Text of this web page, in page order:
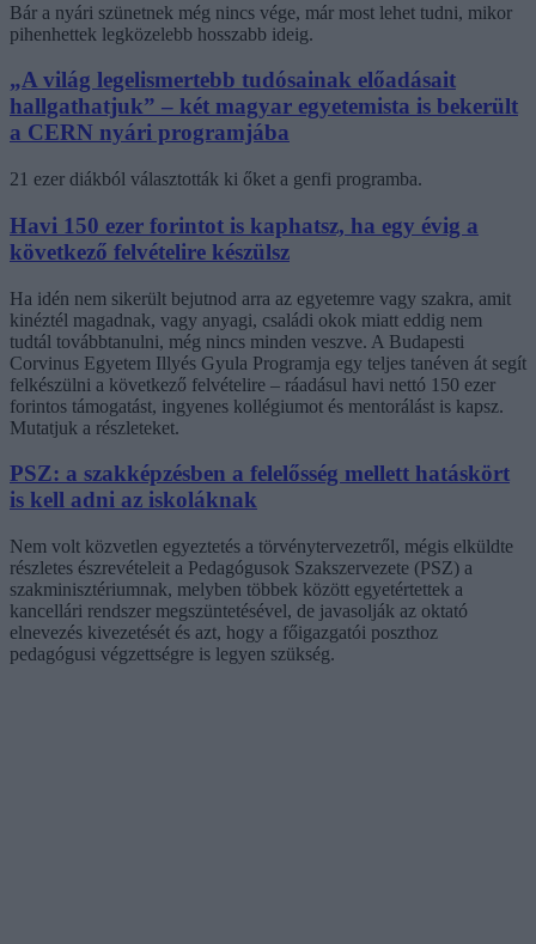
Bár a nyári szünetnek még nincs vége, már most lehet tudni, mikor
pihenhettek legközelebb hosszabb ideig.
„A világ legelismertebb tudósainak előadásait
hallgathatjuk” – két magyar egyetemista is bekerült
a CERN nyári programjába
21 ezer diákból választották ki őket a genfi programba.
Havi 150 ezer forintot is kaphatsz, ha egy évig a
következő felvételire készülsz
Ha idén nem sikerült bejutnod arra az egyetemre vagy szakra, amit
kinéztél magadnak, vagy anyagi, családi okok miatt eddig nem
tudtál továbbtanulni, még nincs minden veszve. A Budapesti
Corvinus Egyetem Illyés Gyula Programja egy teljes tanéven át segít
felkészülni a következő felvételire – ráadásul havi nettó 150 ezer
forintos támogatást, ingyenes kollégiumot és mentorálást is kapsz.
Mutatjuk a részleteket.
PSZ: a szakképzésben a felelősség mellett hatáskört
is kell adni az iskoláknak
Nem volt közvetlen egyeztetés a törvénytervezetről, mégis elküldte
részletes észrevételeit a Pedagógusok Szakszervezete (PSZ) a
szakminisztériumnak, melyben többek között egyetértettek a
kancellári rendszer megszüntetésével, de javasolják az oktató
elnevezés kivezetését és azt, hogy a főigazgatói poszthoz
pedagógusi végzettségre is legyen szükség.